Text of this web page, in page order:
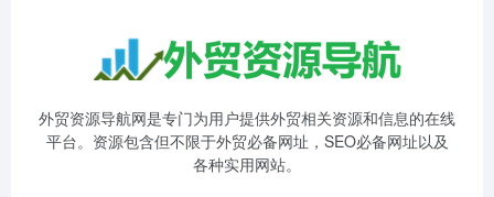
外贸资源导航网是专门为用户提供外贸相关资源和信息的在线
平台。资源包含但不限于外贸必备网址，SEO必备网址以及
各种实用网站。